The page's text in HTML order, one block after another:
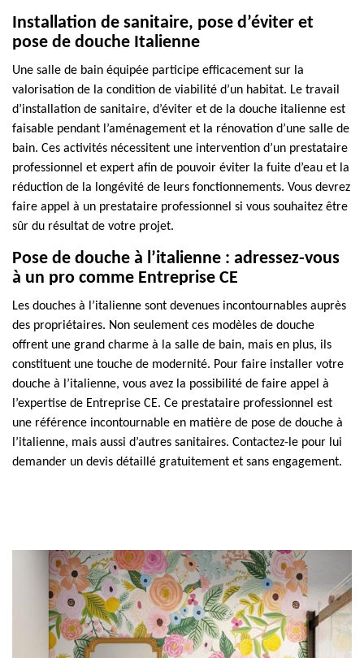
Installation de sanitaire, pose d’éviter et
pose de douche Italienne
Une salle de bain équipée participe efficacement sur la
valorisation de la condition de viabilité d’un habitat. Le travail
d’installation de sanitaire, d’éviter et de la douche italienne est
faisable pendant l’aménagement et la rénovation d’une salle de
bain. Ces activités nécessitent une intervention d’un prestataire
professionnel et expert afin de pouvoir éviter la fuite d’eau et la
réduction de la longévité de leurs fonctionnements. Vous devrez
faire appel à un prestataire professionnel si vous souhaitez être
sûr du résultat de votre projet.
Pose de douche à l’italienne : adressez-vous
à un pro comme Entreprise CE
Les douches à l’italienne sont devenues incontournables auprès
des propriétaires. Non seulement ces modèles de douche
offrent une grand charme à la salle de bain, mais en plus, ils
constituent une touche de modernité. Pour faire installer votre
douche à l’italienne, vous avez la possibilité de faire appel à
l’expertise de Entreprise CE. Ce prestataire professionnel est
une référence incontournable en matière de pose de douche à
l’italienne, mais aussi d’autres sanitaires. Contactez-le pour lui
demander un devis détaillé gratuitement et sans engagement.